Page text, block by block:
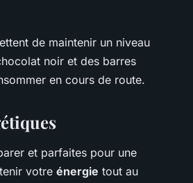
de maintenir un niveau
noir et des barres
en cours de route.
et parfaites pour une
votre énergie tout au